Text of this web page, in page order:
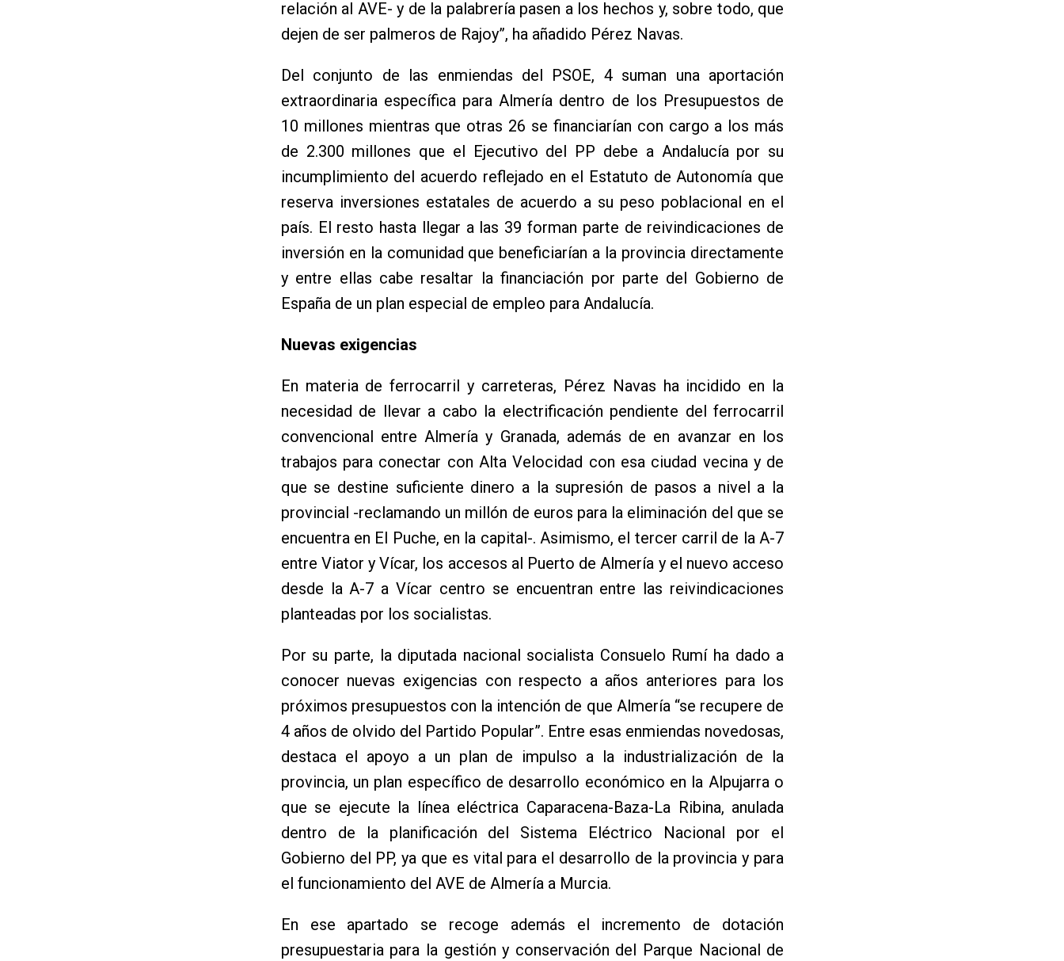
relación al AVE- y de la palabrería pasen a los hechos y, sobre todo, que
dejen de ser palmeros de Rajoy”, ha añadido Pérez Navas.
Del conjunto de las enmiendas del PSOE, 4 suman una aportación
extraordinaria específica para Almería dentro de los Presupuestos de
10 millones mientras que otras 26 se financiarían con cargo a los más
de 2.300 millones que el Ejecutivo del PP debe a Andalucía por su
incumplimiento del acuerdo reflejado en el Estatuto de Autonomía que
reserva inversiones estatales de acuerdo a su peso poblacional en el
país. El resto hasta llegar a las 39 forman parte de reivindicaciones de
inversión en la comunidad que beneficiarían a la provincia directamente
y entre ellas cabe resaltar la financiación por parte del Gobierno de
España de un plan especial de empleo para Andalucía.
Nuevas exigencias
En materia de ferrocarril y carreteras, Pérez Navas ha incidido en la
necesidad de llevar a cabo la electrificación pendiente del ferrocarril
convencional entre Almería y Granada, además de en avanzar en los
trabajos para conectar con Alta Velocidad con esa ciudad vecina y de
que se destine suficiente dinero a la supresión de pasos a nivel a la
provincial -reclamando un millón de euros para la eliminación del que se
encuentra en El Puche, en la capital-. Asimismo, el tercer carril de la A-7
entre Viator y Vícar, los accesos al Puerto de Almería y el nuevo acceso
desde la A-7 a Vícar centro se encuentran entre las reivindicaciones
planteadas por los socialistas.
Por su parte, la diputada nacional socialista Consuelo Rumí ha dado a
conocer nuevas exigencias con respecto a años anteriores para los
próximos presupuestos con la intención de que Almería “se recupere de
4 años de olvido del Partido Popular”. Entre esas enmiendas novedosas,
destaca el apoyo a un plan de impulso a la industrialización de la
provincia, un plan específico de desarrollo económico en la Alpujarra o
que se ejecute la línea eléctrica Caparacena-Baza-La Ribina, anulada
dentro de la planificación del Sistema Eléctrico Nacional por el
Gobierno del PP, ya que es vital para el desarrollo de la provincia y para
el funcionamiento del AVE de Almería a Murcia.
En ese apartado se recoge además el incremento de dotación
presupuestaria para la gestión y conservación del Parque Nacional de